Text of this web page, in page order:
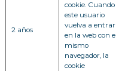
2 años
cookie. Cuando
este usuario
vuelva a entrar
en la web con
mismo
navegador, la
cookie